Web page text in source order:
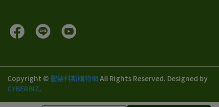
Copyright © 聖德科斯購物網All Rights Reserved. Designed by
CYBERBIZ.